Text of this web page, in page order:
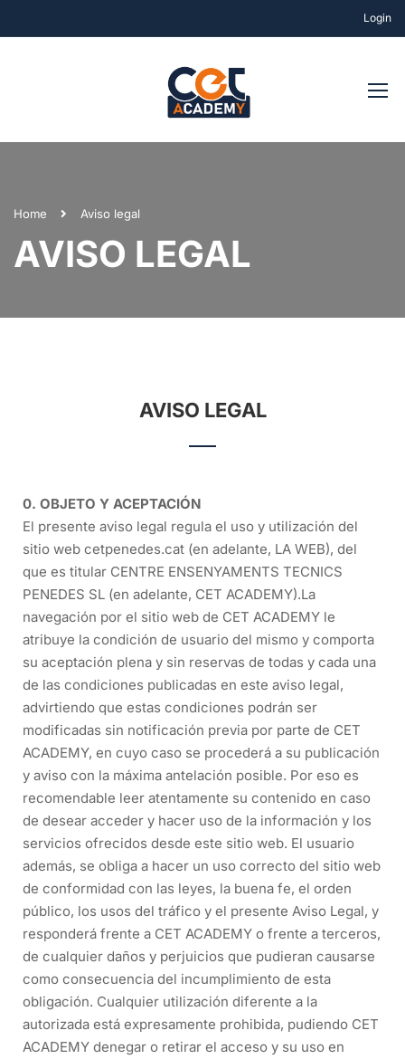
Login
Home Aviso legal
AVISO LEGAL
AVISO LEGAL
0. OBJETO Y ACEPTACIÓN
El presente aviso legal regula el uso y utilización del
sitio web cetpenedes.cat (en adelante, LA WEB), del
que es titular CENTRE ENSENYAMENTS TECNICS
PENEDES SL (en adelante, CET ACADEMY).La
navegación por el sitio web de CET ACADEMY le
atribuye la condición de usuario del mismo y comporta
su aceptación plena y sin reservas de todas y cada una
de las condiciones publicadas en este aviso legal,
advirtiendo que estas condiciones podrán ser
modificadas sin notificación previa por parte de CET
ACADEMY, en cuyo caso se procederá a su publicación
y aviso con la máxima antelación posible. Por eso es
recomendable leer atentamente su contenido en caso
de desear acceder y hacer uso de la información y los
servicios ofrecidos desde este sitio web. El usuario
además, se obliga a hacer un uso correcto del sitio web
de conformidad con las leyes, la buena fe, el orden
público, los usos del tráfico y el presente Aviso Legal, y
responderá frente a CET ACADEMY o frente a terceros,
de cualquier daños y perjuicios que pudieran causarse
como consecuencia del incumplimiento de esta
obligación. Cualquier utilización diferente a la
autorizada está expresamente prohibida, pudiendo CET
ACADEMY denegar o retirar el acceso y su uso en